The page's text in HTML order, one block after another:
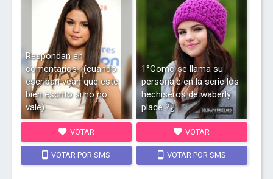
Respondan en
comentarios : (cuando
escriban vean que este
bien escrito si no no
vale)
VOTAR
VOTAR POR SMS
1°Como se llama su
personaje en la serie los
hechiseros de waberly
place ?¿
VOTAR
VOTAR POR SMS